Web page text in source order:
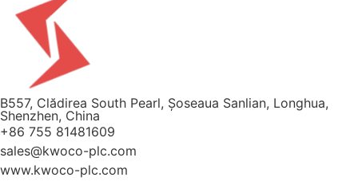
B557, Clădirea South Pearl, Șoseaua Sanlian, Longhua,
Shenzhen, China
+86 755 81481609
sales@kwoco-plc.com
www.kwoco-plc.com